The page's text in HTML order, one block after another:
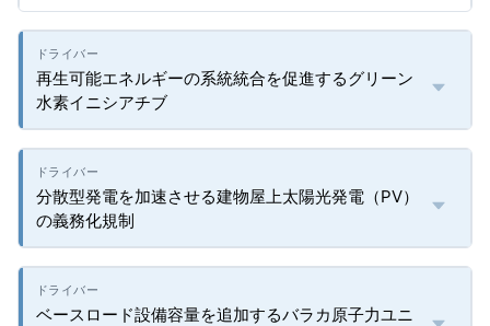
再生可能エネルギーの系統統合を促進するグリーン
水素イニシアチブ
分散型発電を加速させる建物屋上太陽光発電（PV）
の義務化規制
ベースロード設備容量を追加するバラカ原子力ユニ